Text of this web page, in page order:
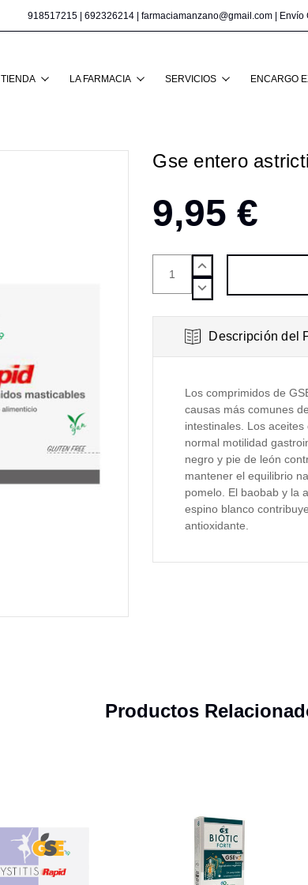
918517215 692326214 farmaciamanzano@gmail.com |
TIENDA LA FARMACIA SERVICIOS ENCARGO
Gse entero
9,95 €
AUMENTAR
CANTIDAD:
DISMINUIR
CANTIDAD:
Descripción del
Los comprimidos de
causas más comunes
intestinales. Los
normal motilidad
negro y pie de león
mantener el equilibrio
pomelo. El baobab y la
espino blanco
antioxidante.
Productos